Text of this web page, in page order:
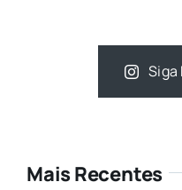
Siga
Mais Recentes